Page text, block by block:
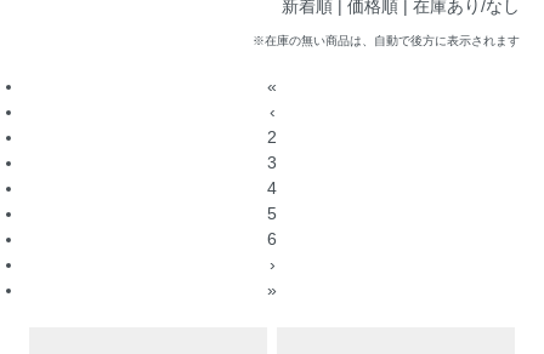
新着順 | 価格順 | 在庫あり/なし
※在庫の無い商品は、自動で後方に表示されます
«
‹
2
3
4
5
6
›
»